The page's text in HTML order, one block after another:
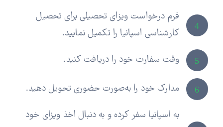
4
فرم درخواست ویزای تحصیلی برای تحصیل
کارشناسی اسپانیا را تکمیل نمایید.
5 وقت سفارت خود را دریافت کنید.
6 مدارک خود را به‌صورت حضوری تحویل دهید.
به اسپانیا سفر کرده و به دنبال اخذ ویزای خود